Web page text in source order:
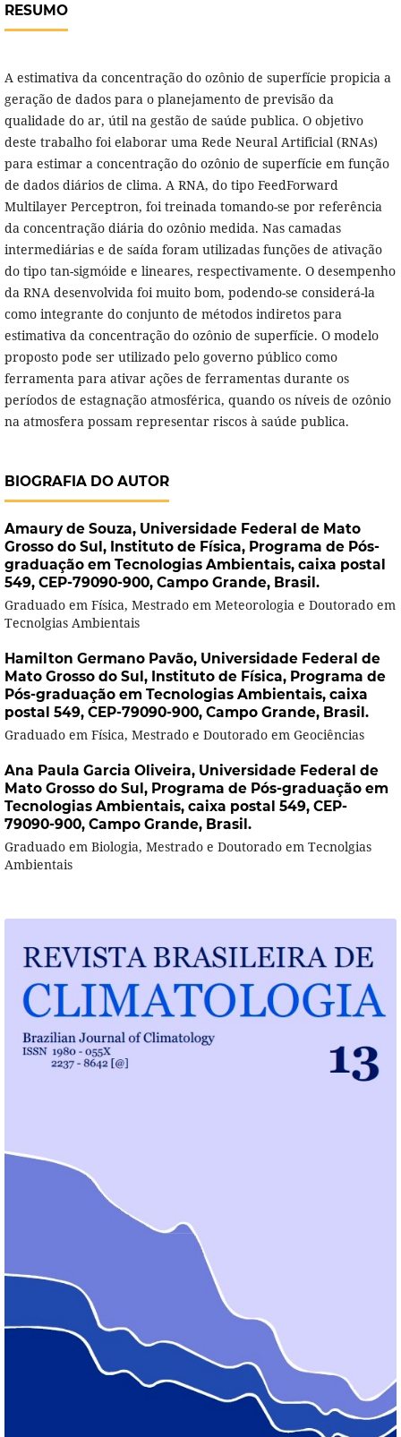
RESUMO
A estimativa da concentração do ozônio de superfície propicia a
geração de dados para o planejamento de previsão da
qualidade do ar, útil na gestão de saúde publica. O objetivo
deste trabalho foi elaborar uma Rede Neural Artificial (RNAs)
para estimar a concentração do ozônio de superfície em função
de dados diários de clima. A RNA, do tipo FeedForward
Multilayer Perceptron, foi treinada tomando-se por referência
da concentração diária do ozônio medida. Nas camadas
intermediárias e de saída foram utilizadas funções de ativação
do tipo tan-sigmóide e lineares, respectivamente. O desempenho
da RNA desenvolvida foi muito bom, podendo-se considerá-la
como integrante do conjunto de métodos indiretos para
estimativa da concentração do ozônio de superfície. O modelo
proposto pode ser utilizado pelo governo público como
ferramenta para ativar ações de ferramentas durante os
períodos de estagnação atmosférica, quando os níveis de ozônio
na atmosfera possam representar riscos à saúde publica.
BIOGRAFIA DO AUTOR
Amaury de Souza, Universidade Federal de Mato
Grosso do Sul, Instituto de Física, Programa de Pós-
graduação em Tecnologias Ambientais, caixa postal
549, CEP-79090-900, Campo Grande, Brasil.
Graduado em Física, Mestrado em Meteorologia e Doutorado em
Tecnolgias Ambientais
Hamilton Germano Pavão, Universidade Federal de
Mato Grosso do Sul, Instituto de Física, Programa de
Pós-graduação em Tecnologias Ambientais, caixa
postal 549, CEP-79090-900, Campo Grande, Brasil.
Graduado em Física, Mestrado e Doutorado em Geociências
Ana Paula Garcia Oliveira, Universidade Federal de
Mato Grosso do Sul, Programa de Pós-graduação em
Tecnologias Ambientais, caixa postal 549, CEP-
79090-900, Campo Grande, Brasil.
Graduado em Biologia, Mestrado e Doutorado em Tecnolgias
Ambientais